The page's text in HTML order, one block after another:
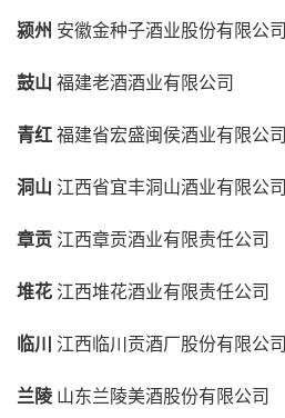
颍州 安徽金种子酒业股份有限公司
鼓山 福建老酒酒业有限公司
青红 福建省宏盛闽侯酒业有限公司
洞山 江西省宜丰洞山酒业有限公司
章贡 江西章贡酒业有限责任公司
堆花 江西堆花酒业有限责任公司
临川 江西临川贡酒厂股份有限公司
兰陵 山东兰陵美酒股份有限公司